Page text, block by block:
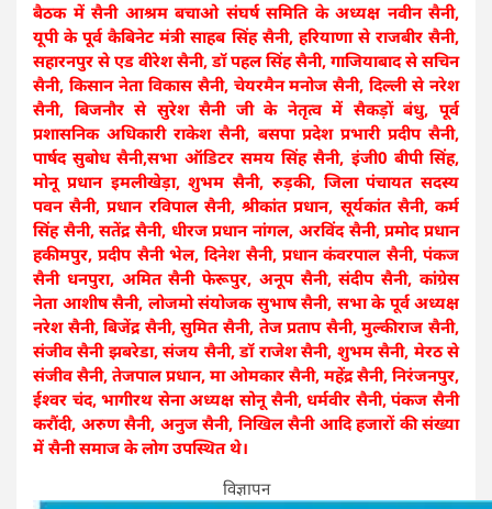
बैठक में सैनी आश्रम बचाओ संघर्ष समिति के अध्यक्ष नवीन सैनी,
यूपी के पूर्व कैबिनेट मंत्री साहब सिंह सैनी, हरियाणा से राजबीर सैनी,
सहारनपुर से एड वीरेश सैनी, डॉ पहल सिंह सैनी, गाजियाबाद से सचिन
सैनी, किसान नेता विकास सैनी, चेयरमैन मनोज सैनी, दिल्ली से नरेश
सैनी, बिजनौर से सुरेश सैनी जी के नेतृत्व में सैकड़ों बंधु, पूर्व
प्रशासनिक अधिकारी राकेश सैनी, बसपा प्रदेश प्रभारी प्रदीप सैनी,
पार्षद सुबोध सैनी,सभा ऑडिटर समय सिंह सैनी, इंजी0 बीपी सिंह,
मोनू प्रधान इमलीखेड़ा, शुभम सैनी, रुड़की, जिला पंचायत सदस्य
पवन सैनी, प्रधान रविपाल सैनी, श्रीकांत प्रधान, सूर्यकांत सैनी, कर्म
सिंह सैनी, सतेंद्र सैनी, धीरज प्रधान नांगल, अरविंद सैनी, प्रमोद प्रधान
हकीमपुर, प्रदीप सैनी भेल, दिनेश सैनी, प्रधान कंवरपाल सैनी, पंकज
सैनी धनपुरा, अमित सैनी फेरूपुर, अनूप सैनी, संदीप सैनी, कांग्रेस
नेता आशीष सैनी, लोजमो संयोजक सुभाष सैनी, सभा के पूर्व अध्यक्ष
नरेश सैनी, बिजेंद्र सैनी, सुमित सैनी, तेज प्रताप सैनी, मुल्कीराज सैनी,
संजीव सैनी झबरेडा, संजय सैनी, डॉ राजेश सैनी, शुभम सैनी, मेरठ से
संजीव सैनी, तेजपाल प्रधान, मा ओमकार सैनी, महेंद्र सैनी, निरंजनपुर,
ईश्वर चंद, भागीरथ सेना अध्यक्ष सोनू सैनी, धर्मवीर सैनी, पंकज सैनी
करौंदी, अरुण सैनी, अनुज सैनी, निखिल सैनी आदि हजारों की संख्या
में सैनी समाज के लोग उपस्थित थे।
विज्ञापन